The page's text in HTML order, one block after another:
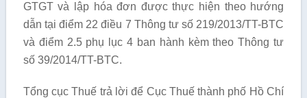
GTGT và lập hóa đơn được thực hiện theo hướng
dẫn tại điểm 22 điều 7 Thông tư số 219/2013/TT-BTC
và điểm 2.5 phụ lục 4 ban hành kèm theo Thông tư
số 39/2014/TT-BTC.
Tổng cục Thuế trả lời để Cục Thuế thành phố Hồ Chí